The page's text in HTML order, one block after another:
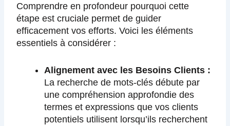
Comprendre en profondeur pourquoi cette
étape est cruciale permet de guider
efficacement vos efforts. Voici les éléments
essentiels à considérer :
Alignement avec les Besoins Clients :
La recherche de mots-clés débute par
une compréhension approfondie des
termes et expressions que vos clients
potentiels utilisent lorsqu’ils recherchent